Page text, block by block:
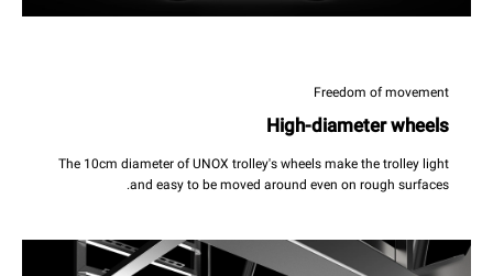
Freedom of movement
High-diameter wheels
The 10cm diameter of UNOX trolley's wheels make the trolley light
and easy to be moved around even on rough surfaces.